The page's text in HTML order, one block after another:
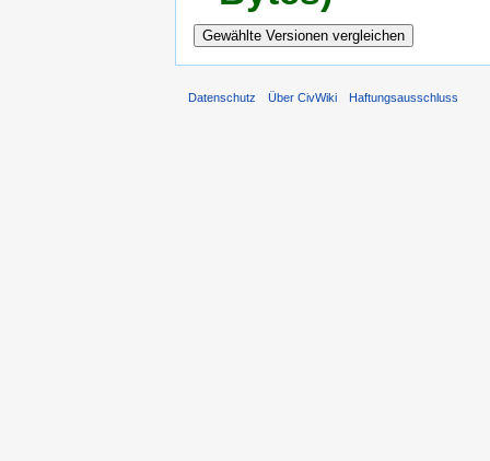
Datenschutz Über CivWiki Haftungsausschluss